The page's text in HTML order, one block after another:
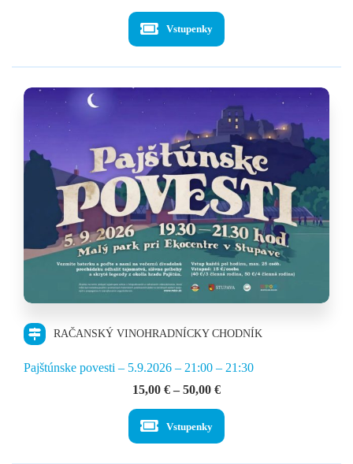
15,00 €
50,00 €
Vstupenky
RAČANSKÝ VINOHRADNÍCKY CHODNÍK
Pajštúnske povesti – 5.9.2026 – 21:00 – 21:30
15,00 € – 50,00 €Price
15,00 €
50,00 €
Vstupenky